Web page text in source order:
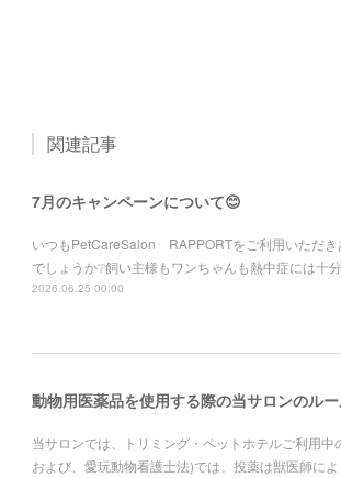
関連記事
7月のキャンペーンについて😊
いつもPetCareSalon RAPPORTをご利用いただき
でしょうか❔飼い主様もワンちゃんも熱中症には
2026.06.25 00:00
動物用医薬品を使用する際の当サロンのル
当サロンでは、トリミング・ペットホテルご利用
および、愛玩動物看護士法)では、投薬は獣医師に